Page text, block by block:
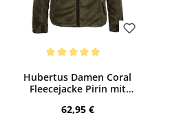
Bewerten
Hubertus Damen Coral
Fleecejacke Pirin mit
Regulärer Preis:
62,95 €